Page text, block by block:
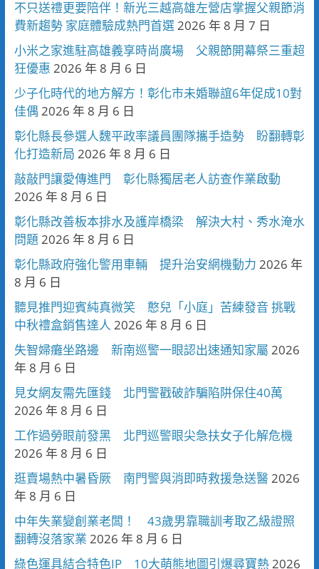
不只送禮更要陪伴！新光三越高雄左營店掌握父親節消
費新趨勢 家庭體驗成熱門首選 2026 年 8 月 7 日
小米之家進駐高雄義享時尚廣場 父親節開幕祭三重超
狂優惠 2026 年 8 月 6 日
少子化時代的地方解方！彰化市未婚聯誼6年促成10對
佳偶 2026 年 8 月 6 日
彰化縣長參選人魏平政率議員團隊攜手造勢 盼翻轉彰
化打造新局 2026 年 8 月 6 日
敲敲門讓愛傳進門 彰化縣獨居老人訪查作業啟動
2026 年 8 月 6 日
彰化縣改善板本排水及護岸橋梁 解決大村、秀水淹水
問題 2026 年 8 月 6 日
彰化縣政府強化警用車輛 提升治安網機動力 2026 年
8 月 6 日
聽見推門迎賓純真微笑 憨兒「小庭」苦練發音 挑戰
中秋禮盒銷售達人 2026 年 8 月 6 日
失智婦癱坐路邊 新南巡警一眼認出速通知家屬 2026
年 8 月 6 日
見女網友需先匯錢 北門警戳破詐騙陷阱保住40萬
2026 年 8 月 6 日
工作過勞眼前發黑 北門巡警眼尖急扶女子化解危機
2026 年 8 月 6 日
逛賣場熱中暑昏厥 南門警與消即時救援急送醫 2026
年 8 月 6 日
中年失業變創業老闆！ 43歲男靠職訓考取乙級證照
翻轉沒落家業 2026 年 8 月 6 日
綠色運具結合特色IP 10大萌熊地圖引爆尋寶熱 2026